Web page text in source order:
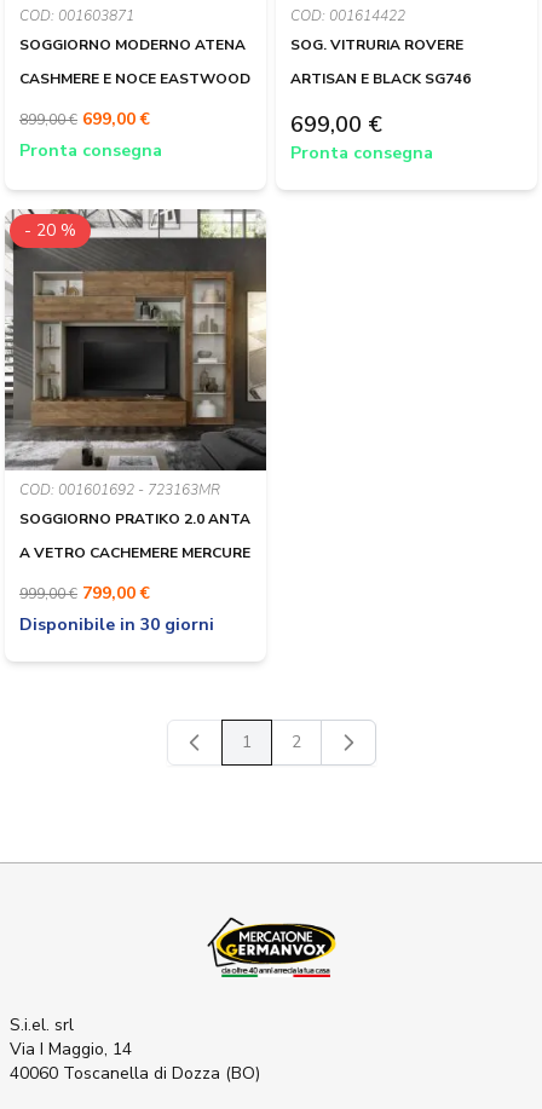
COD: 001603871
SOGGIORNO MODERNO ATENA
CASHMERE E NOCE EASTWOOD
899,00 € 699,00 €
Pronta consegna
COD: 001614422
SOG. VITRURIA ROVERE
ARTISAN E BLACK SG746
699,00 €
Pronta consegna
COD: 001601692 - 723163MR
SOGGIORNO PRATIKO 2.0 ANTA
A VETRO CACHEMERE MERCURE
- 20 %
999,00 € 799,00 €
Disponibile in 30 giorni
Attualmente stai leggendo la pagina
1 Pagina
2
S.i.el. srl
Via I Maggio, 14
40060 Toscanella di Dozza (BO)